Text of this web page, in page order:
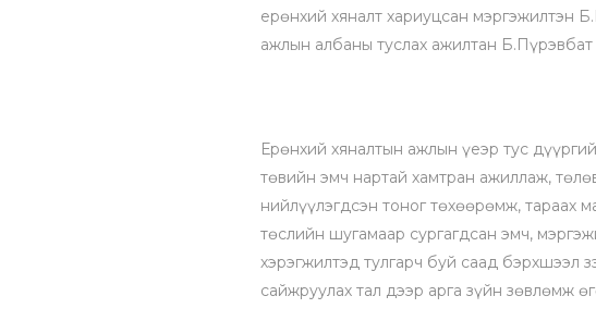
ерөнхий хяналт хариуцсан мэргэжилтэн
ажлын албаны туслах ажилтан
Ерөнхий хяналтын ажлын үеэр тус
төвийн эмч нартай хамтран ажиллаж,
нийлүүлэгдсэн тоног төхөөрөмж, тараах
төслийн шугамаар сургагдсан эмч,
хэрэгжилтэд тулгарч буй саад бэрхшээл
сайжруулах тал дээр арга зүйн зөвлөмж